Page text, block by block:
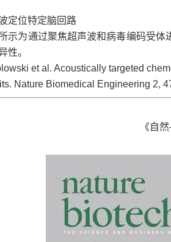
定位特定脑回路
示为通过聚焦超声波和病毒编码受
性。
et al. Acoustically targeted
Nature Biomedical Engineering 2,
《自